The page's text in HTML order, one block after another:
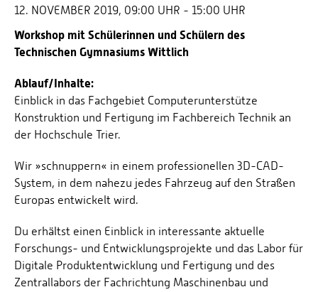
12. NOVEMBER 2019, 09:00 UHR - 15:00 UHR
Workshop mit Schülerinnen und Schülern des
Technischen Gymnasiums Wittlich
Ablauf/Inhalte:
Einblick in das Fachgebiet Computerunterstütze
Konstruktion und Fertigung im Fachbereich Technik an
der Hochschule Trier.
Wir »schnuppern« in einem professionellen 3D-CAD-
System, in dem nahezu jedes Fahrzeug auf den Straßen
Europas entwickelt wird.
Du erhältst einen Einblick in interessante aktuelle
Forschungs- und Entwicklungsprojekte und das Labor für
Digitale Produktentwicklung und Fertigung und des
Zentrallabors der Fachrichtung Maschinenbau und